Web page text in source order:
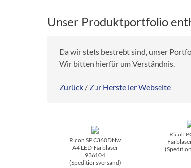
Unser Produktportfolio
Da wir stets bestrebt sind, unser
Wir bitten hierfür um Verständnis.
Zurück / Zur Hersteller Webseite
Ricoh SP C360DNw
A4 LED-Farblaser
936104
(Speditionsversand)
Ricoh